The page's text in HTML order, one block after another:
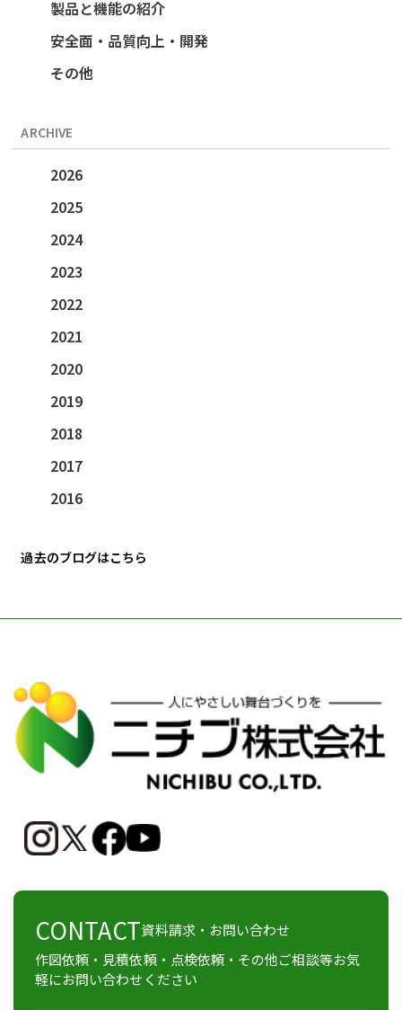
製品と機能の紹介
安全面・品質向上・開発
その他
ARCHIVE
2026
2025
2024
2023
2022
2021
2020
2019
2018
2017
2016
過去のブログはこちら
CONTACT資料請求・お問い合わせ
作図依頼・見積依頼・点検依頼・その他ご相談等お気
軽にお問い合わせください